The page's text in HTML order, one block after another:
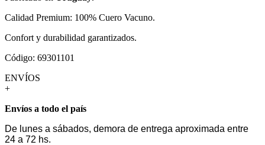
Calidad Premium: 100% Cuero Vacuno.
Confort y durabilidad garantizados.
Código: 69301101
ENVÍOS
+
Envíos a todo el país
De lunes a sábados, demora de entrega aproximada entre
24 a 72 hs.